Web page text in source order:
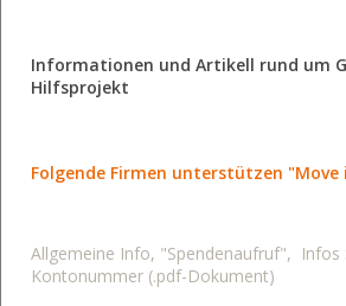
Informationen und Artikell rund um
Hilfsprojekt
Folgende Firmen unterstützen "Move
Allgemeine Info, "Spendenaufruf", Infos
Kontonummer (.pdf-Dokument)